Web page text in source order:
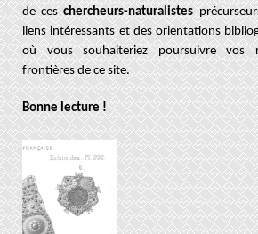
de ces chercheurs-naturalistes
liens intéressants et des orientations
où vous souhaiteriez poursuivre vos
frontières de ce site.
Bonne lecture !